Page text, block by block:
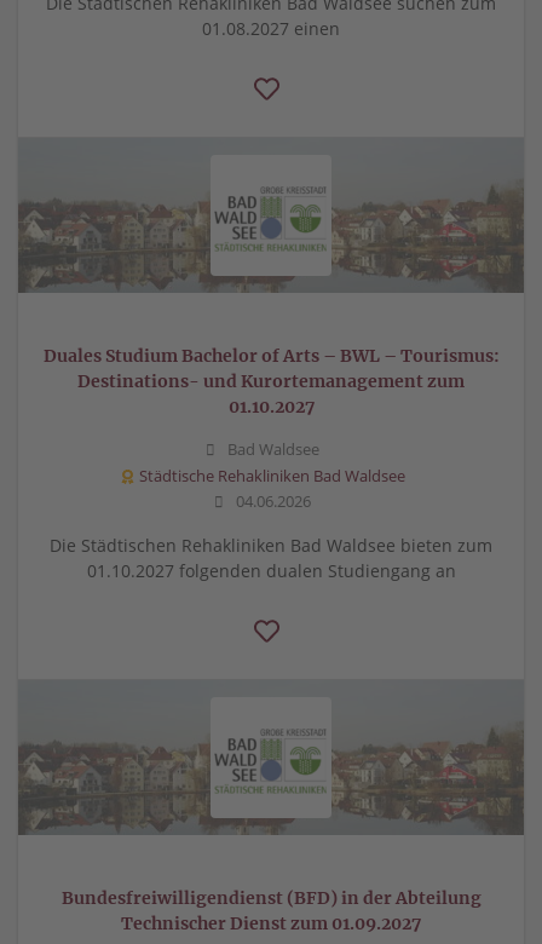
01.08.2027 einen
Duales Studium Bachelor of Arts – BWL – Tourismus:
Destinations- und Kurortemanagement zum
01.10.2027
Bad Waldsee
Städtische Rehakliniken Bad Waldsee
04.06.2026
Die Städtischen Rehakliniken Bad Waldsee bieten zum
01.10.2027 folgenden dualen Studiengang an
Bundesfreiwilligendienst (BFD) in der Abteilung
Technischer Dienst zum 01.09.2027